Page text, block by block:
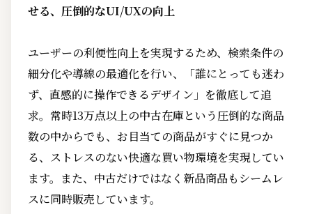
せる、圧倒的なUI/UXの向上
ユーザーの利便性向上を実現するため、検索条件の
細分化や導線の最適化を行い、「誰にとっても迷わ
ず、直感的に操作できるデザイン」を徹底して追
求。常時13万点以上の中古在庫という圧倒的な商品
数の中からでも、お目当ての商品がすぐに見つか
る、ストレスのない快適な買い物環境を実現してい
ます。また、中古だけではなく新品商品もシームレ
スに同時販売しています。